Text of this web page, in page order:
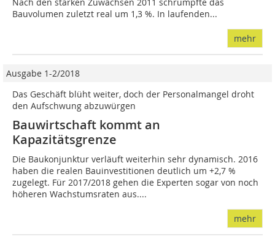
Bauvolumen zuletzt real um 1,3 %. In laufenden...
mehr
Ausgabe 1-2/2018
Das Geschäft blüht weiter, doch der Personalmangel droht
den Aufschwung abzuwürgen
Bauwirtschaft kommt an
Kapazitätsgrenze
Die Baukonjunktur verläuft weiterhin sehr dynamisch. 2016
haben die realen Bauinvestitionen deutlich um +2,7 %
zugelegt. Für 2017/2018 gehen die Experten sogar von noch
höheren Wachstumsraten aus....
mehr